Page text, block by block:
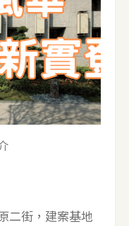
的四房客廳正面
房客廳正面公
三房，面對中原
位、機車位、垃
產問題，歡迎點
入001 就可獲得
二街，建案基地